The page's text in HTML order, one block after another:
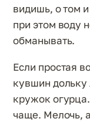
видишь, о том
при этом воду
обманывать.
Если простая
кувшин дольку
кружок
чаще. Мелочь,